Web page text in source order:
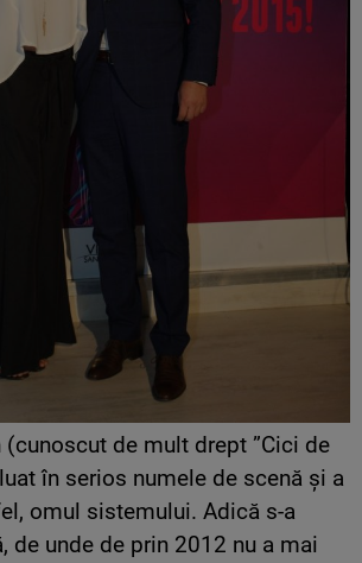
(cunoscut de mult drept ”Cici de
în serios numele de scenă și a
omul sistemului. Adică s-a
de unde de prin 2012 nu a mai